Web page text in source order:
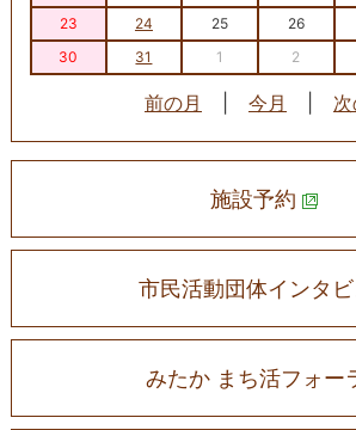
23
24 25 26
30
31 1 2
前の月 今月
施設予約
市民活動団体インタ
みたか まち活フォー